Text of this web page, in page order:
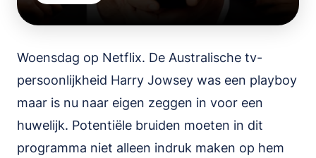
Woensdag op Netflix. De Australische tv-
persoonlijkheid Harry Jowsey was een playboy
maar is nu naar eigen zeggen in voor een
huwelijk. Potentiële bruiden moeten in dit
programma niet alleen indruk maken op hem